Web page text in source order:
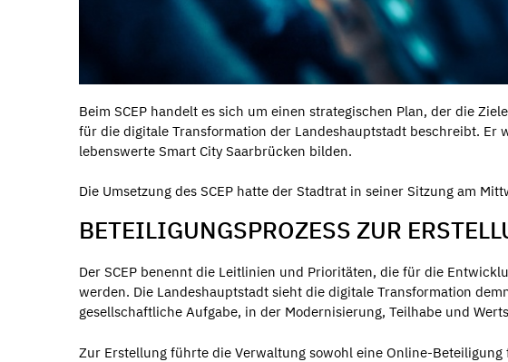
Beim SCEP handelt es sich um einen strategischen Plan, der die
für die digitale Transformation der Landeshauptstadt beschreibt. Er
lebenswerte Smart City Saarbrücken bilden.
Die Umsetzung des SCEP hatte der Stadtrat in seiner Sitzung am
BETEILIGUNGSPROZESS ZUR
Der SCEP benennt die Leitlinien und Prioritäten, die für die
werden. Die Landeshauptstadt sieht die digitale Transformation
gesellschaftliche Aufgabe, in der Modernisierung, Teilhabe und
Zur Erstellung führte die Verwaltung sowohl eine Online-